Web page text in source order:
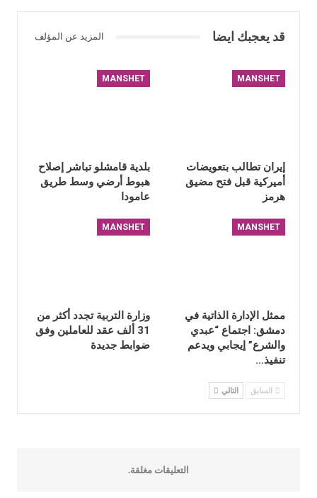
قد يعجبك ايضا المزيد عن المؤلف
MANSHET
إيران تطالب بتعويضات
أميركية قبل فتح مضيق
هرمز
MANSHET
بلدية قامشلو تباشر إصلاح
هبوط أرضي وسط طريق
عامودا
MANSHET
ممثل الإدارة الذاتية في
دمشق: اجتماع “عبدي
والشرع” إيجابي ويدعم
تنفيذ…
MANSHET
وزارة التربية تجدد أكثر من
31 ألف عقد للعاملين وفق
ضوابط جديدة
السابق التالي
التعليقات مغلقة.